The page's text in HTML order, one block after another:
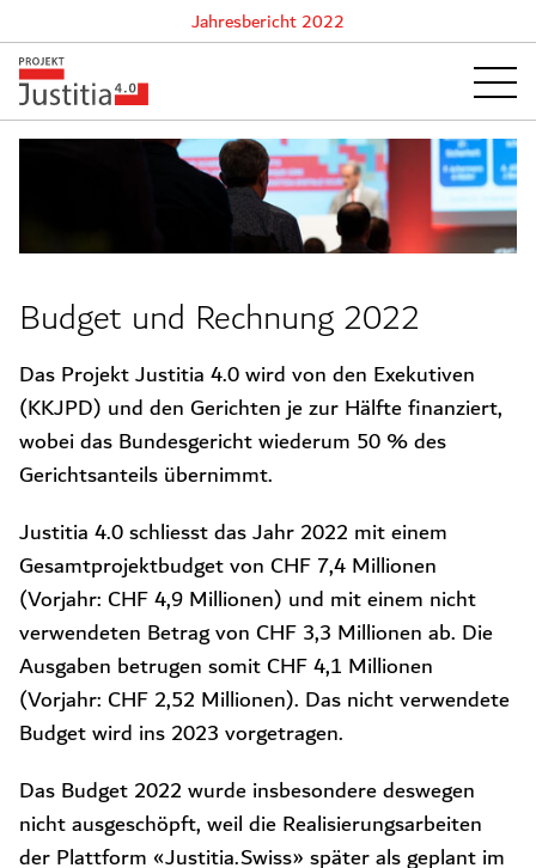
Jahresbericht 2022
Budget und Rechnung 2022
Das Projekt Justitia 4.0 wird von den Exekutiven
(KKJPD) und den Gerichten je zur Hälfte finanziert,
wobei das Bundesgericht wiederum 50 % des
Gerichtsanteils übernimmt.
Justitia 4.0 schliesst das Jahr 2022 mit einem
Gesamtprojektbudget von CHF 7,4 Millionen
(Vorjahr: CHF 4,9 Millionen) und mit einem nicht
verwendeten Betrag von CHF 3,3 Millionen ab. Die
Ausgaben betrugen somit CHF 4,1 Millionen
(Vorjahr: CHF 2,52 Millionen). Das nicht verwendete
Budget wird ins 2023 vorgetragen.
Das Budget 2022 wurde insbesondere deswegen
nicht ausgeschöpft, weil die Realisierungsarbeiten
der Plattform «Justitia.Swiss» später als geplant im